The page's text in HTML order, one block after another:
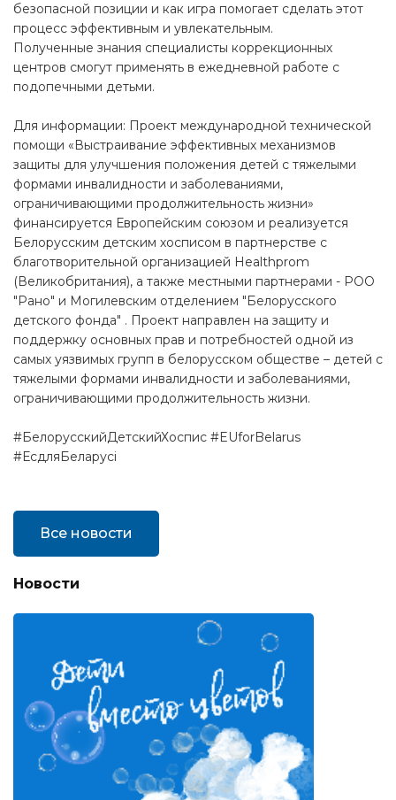
безопасной позиции и как игра помогает сделать этот
процесс эффективным и увлекательным.
Полученные знания специалисты коррекционных
центров смогут применять в ежедневной работе с
подопечными детьми.
Для информации: Проект международной технической
помощи «Выстраивание эффективных механизмов
защиты для улучшения положения детей с тяжелыми
формами инвалидности и заболеваниями,
ограничивающими продолжительность жизни»
финансируется Европейским союзом и реализуется
Белорусским детским хосписом в партнерстве с
благотворительной организацией Healthprom
(Великобритания), а также местными партнерами - РОО
"Рано" и Могилевским отделением "Белорусского
детского фонда" . Проект направлен на защиту и
поддержку основных прав и потребностей одной из
самых уязвимых групп в белорусском обществе – детей с
тяжелыми формами инвалидности и заболеваниями,
ограничивающими продолжительность жизни.
#БелорусскийДетскийХоспис #EUforBelarus
#ЕсдляБеларусі
Все новости
Новости